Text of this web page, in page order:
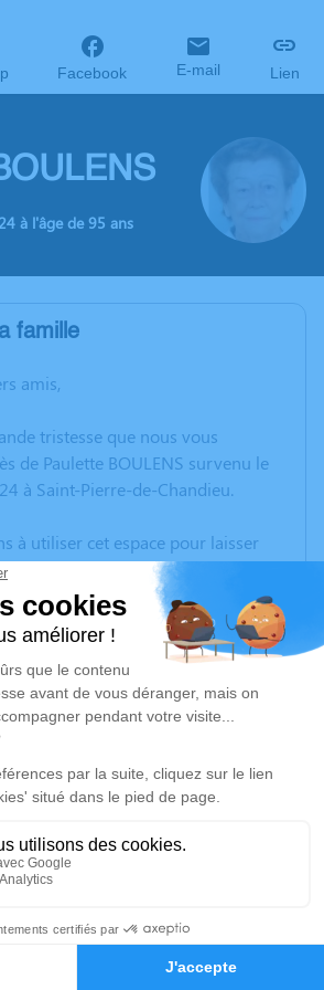
Hommages
Facebook E-mail Lien
à l'âge de 95 ans
famille
amis,
tristesse que nous vous
de Paulette BOULENS survenu le
à Saint-Pierre-de-Chandieu.
à utiliser cet espace pour laisser
partager des photos souvenirs, une
vos pensées à travers des
Cet endroit est un lieu
à honorer la mémoire de Paulette
d’arbre hommage est
Je rends hommage
Aux Liens de Saint-Pierre-de-